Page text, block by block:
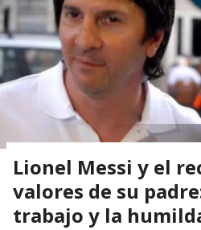
Lionel Messi y el
valores de su
trabajo y la